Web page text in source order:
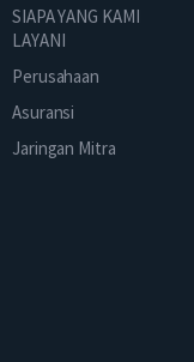
SIAPA YANG KAMI
LAYANI
Perusahaan
Asuransi
Jaringan Mitra